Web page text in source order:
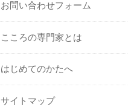
お問い合わせフォーム
こころの専門家とは
はじめてのかたへ
サイトマップ